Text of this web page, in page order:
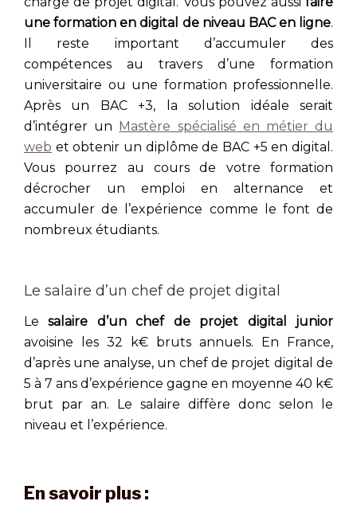
une formation en digital de niveau BAC en ligne.
Il reste important d’accumuler des
compétences au travers d’une formation
universitaire ou une formation professionnelle.
Après un BAC +3, la solution idéale serait
d’intégrer un Mastère spécialisé en métier du
web et obtenir un diplôme de BAC +5 en digital.
Vous pourrez au cours de votre formation
décrocher un emploi en alternance et
accumuler de l’expérience comme le font de
nombreux étudiants.
Le salaire d’un chef de projet digital
Lesalaire d’un chef de projet digital junior
avoisine les 32 k€ bruts annuels. En France,
d’après une analyse, un chef de projet digital de
5 à 7 ans d’expérience gagne en moyenne 40 k€
brut par an. Le salaire diffère donc selon le
niveau et l’expérience.
En savoir plus :